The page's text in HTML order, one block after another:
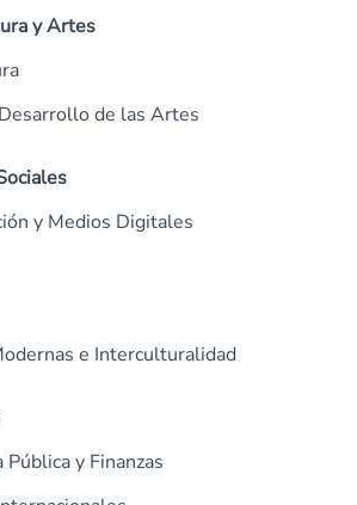
y Artes
de las Artes
y Medios Digitales
e Interculturalidad
Pública y Finanzas